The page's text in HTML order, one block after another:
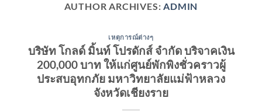
AUTHOR ARCHIVES:ADMIN
เหตุการณ์ต่างๆ
บริษัท โกลด์ มิ้นท์ โปรดักส์ จำกัด บริจาคเงิน
200,000 บาท ให้แก่ศูนย์พักพิงชั่วคราวผู้
ประสบอุทกภั​ย​ มหาวิทยาลัยแม่ฟ้าหลวง​
จังหวัดเชียงราย